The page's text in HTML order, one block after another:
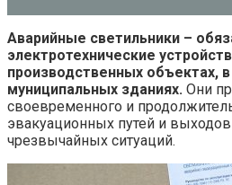
Аварийные светильники –
электротехнические
производственных объектах,
муниципальных зданиях. Они
своевременного и
эвакуационных путей и
чрезвычайных ситуаций.